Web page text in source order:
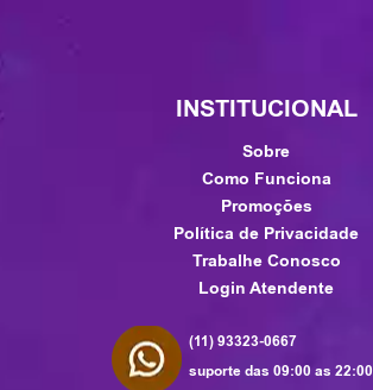
INSTITUCIONAL
Sobre
Como Funciona
Promoções
Política de Privacidade
Trabalhe Conosco
Login Atendente
(11) 93323-0667
suporte das 09:00 as 22:00